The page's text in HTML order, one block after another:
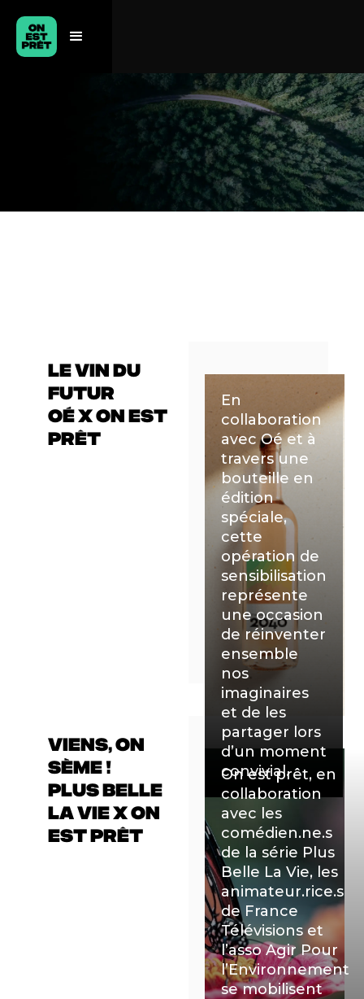
NOS
COLLABS
LE VIN DU
FUTUR
OÉ X ON EST
PRÊT
En
collaboration
avec Oé et à
travers une
bouteille en
édition
spéciale,
cette
opération de
sensibilisation
représente
une occasion
de réinventer
ensemble
nos
imaginaires
et de les
partager lors
d’un moment
convivial.
VIENS, ON
SÈME !
PLUS BELLE
LA VIE X ON
EST PRÊT
On est prêt, en
collaboration
avec les
comédien.ne.s
de la série Plus
Belle La Vie, les
animateur.rice.s
de France
Télévisions et
l’asso Agir Pour
l’Environnement
se mobilisent